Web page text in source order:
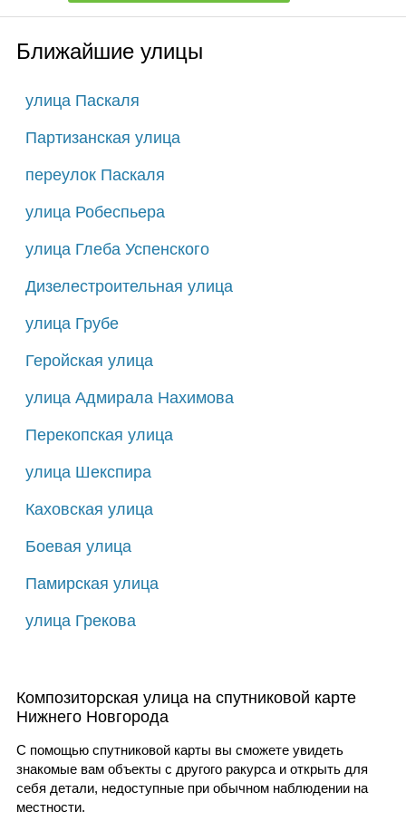
Ближайшие улицы
улица Паскаля
Партизанская улица
переулок Паскаля
улица Робеспьера
улица Глеба Успенского
Дизелестроительная улица
улица Грубе
Геройская улица
улица Адмирала Нахимова
Перекопская улица
улица Шекспира
Каховская улица
Боевая улица
Памирская улица
улица Грекова
Композиторская улица на спутниковой карте
Нижнего Новгорода
С помощью спутниковой карты вы сможете увидеть
знакомые вам объекты с другого ракурса и открыть для
себя детали, недоступные при обычном наблюдении на
местности.